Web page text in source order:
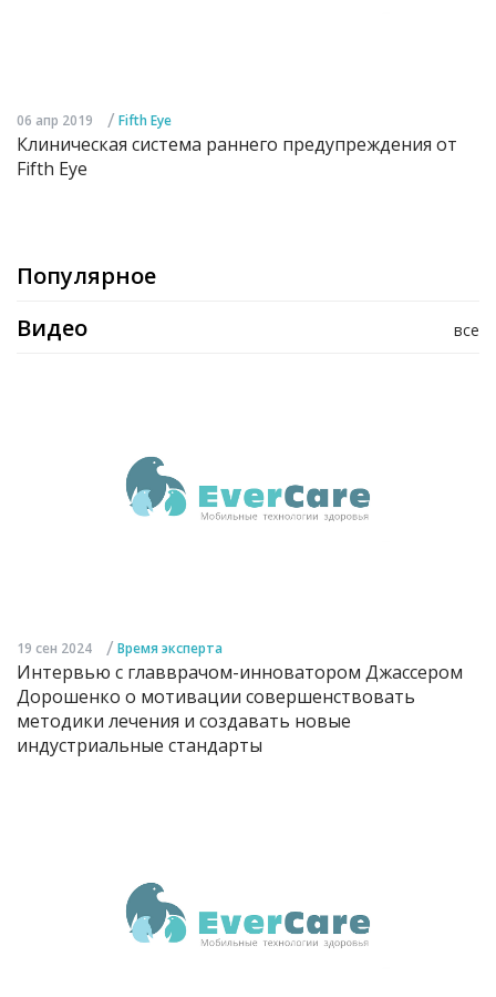
06 апр 2019 / Fifth Eye
Клиническая система раннего предупреждения от
Fifth Eye
Популярное
все
Видео
19 сен 2024 / Время эксперта
Интервью с главврачом-инноватором Джассером
Дорошенко о мотивации совершенствовать
методики лечения и создавать новые
индустриальные стандарты